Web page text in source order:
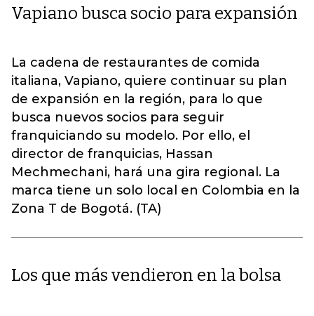
Vapiano busca socio para expansión
La cadena de restaurantes de comida
italiana, Vapiano, quiere continuar su plan
de expansión en la región, para lo que
busca nuevos socios para seguir
franquiciando su modelo. Por ello, el
director de franquicias, Hassan
Mechmechani, hará una gira regional. La
marca tiene un solo local en Colombia en la
Zona T de Bogotá. (TA)
Los que más vendieron en la bolsa